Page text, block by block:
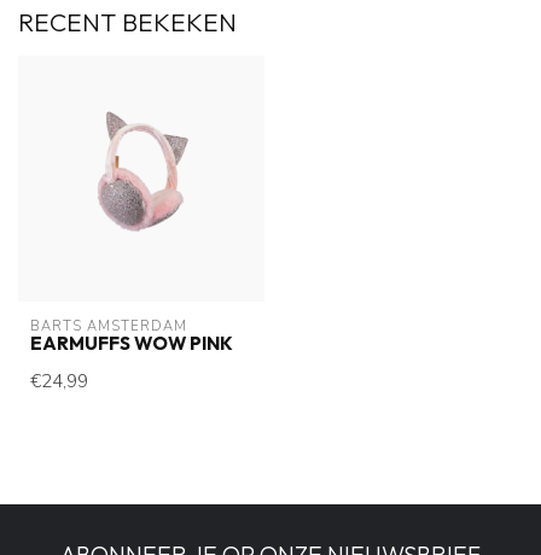
RECENT BEKEKEN
BARTS AMSTERDAM
EARMUFFS WOW PINK
€24,99